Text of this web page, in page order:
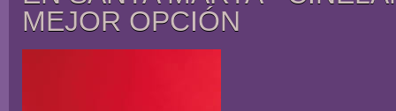
MEJOR OPCIÓN